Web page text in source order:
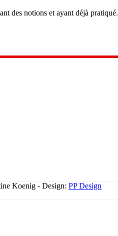
des notions et ayant déjà pratiqué.
Koenig - Design: PP Design